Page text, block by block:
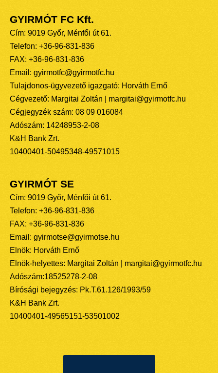
GYIRMÓT FC Kft.
Cím: 9019 Győr, Ménfői út 61.
Telefon: +36-96-831-836
FAX: +36-96-831-836
Email: gyirmotfc@gyirmotfc.hu
Tulajdonos-ügyvezető igazgató: Horváth Ernő
Cégvezető: Margitai Zoltán | margitai@gyirmotfc.hu
Cégjegyzék szám: 08 09 016084
Adószám: 14248953-2-08
K&H Bank Zrt.
10400401-50495348-49571015
GYIRMÓT SE
Cím: 9019 Győr, Ménfői út 61.
Telefon: +36-96-831-836
FAX: +36-96-831-836
Email: gyirmotse@gyirmotse.hu
Elnök: Horváth Ernő
Elnök-helyettes: Margitai Zoltán | margitai@gyirmotfc.hu
Adószám:18525278-2-08
Bírósági bejegyzés: Pk.T.61.126/1993/59
K&H Bank Zrt.
10400401-49565151-53501002